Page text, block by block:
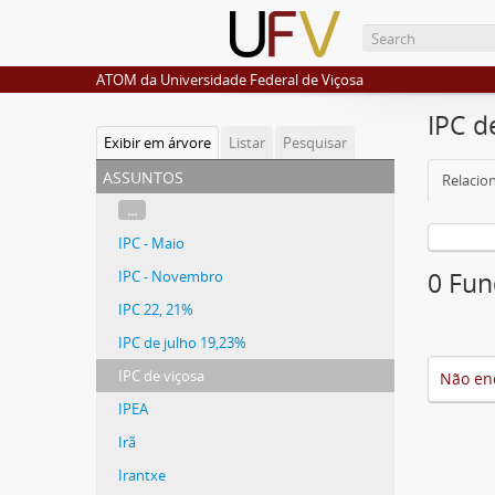
ATOM da Universidade Federal de Viçosa
Exibir em árvore Listar Pesquisar
assuntos
...
IPC - Maio
IPC - Novembro
IPC 22, 21%
IPC de julho 19,23%
IPC de viçosa
IPEA
Irã
Irantxe
IPC
0
Não